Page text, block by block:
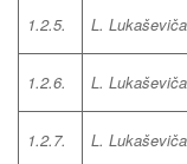
1.2.5. L. Lukaševiča
1.2.6. L. Lukaševiča
1.2.7. L. Lukaševiča